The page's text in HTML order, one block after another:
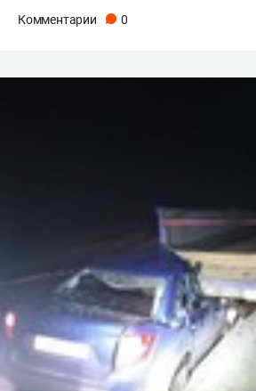
Комментарии 0